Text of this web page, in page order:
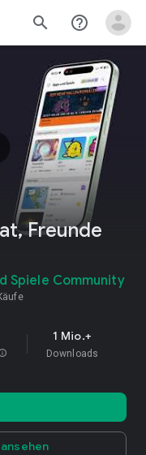
search help_outline
Freunde
Spiele Community
1 Mio.+
Downloads